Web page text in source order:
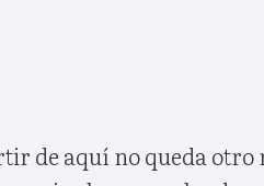
de aquí no queda